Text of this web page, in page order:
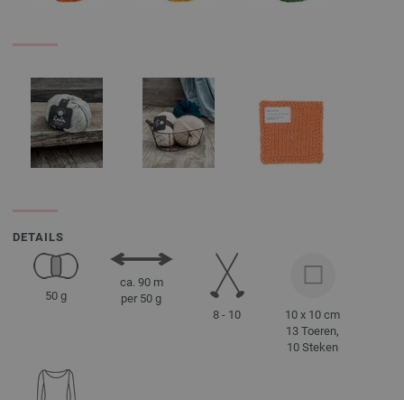
DETAILS
50 g
ca. 90 m
per 50 g
8 - 10
10 x 10 cm
13 Toeren,
10 Steken